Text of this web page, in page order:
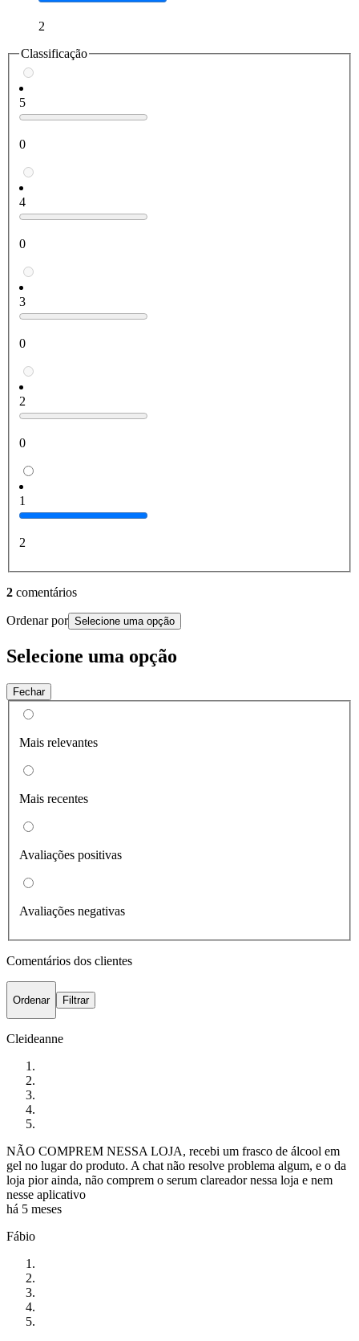
2
Classificação
5
0
4
0
3
0
2
0
1
2
2 comentários
Ordenar por Selecione uma opção
Selecione uma opção
Fechar
Mais relevantes
Mais recentes
Avaliações positivas
Avaliações negativas
Comentários dos clientes
Ordenar Filtrar
Cleideanne
NÃO COMPREM NESSA LOJA, recebi um frasco de álcool em
gel no lugar do produto. A chat não resolve problema algum, e o da
loja pior ainda, não comprem o serum clareador nessa loja e nem
nesse aplicativo
há 5 meses
Fábio